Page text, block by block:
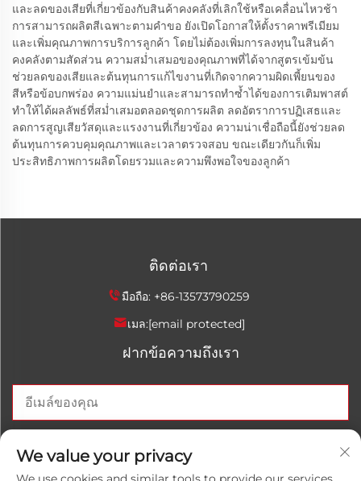
และลดของเสียที่เกี่ยวข้องกับสินค้าคงคลังที่เลิกใช้หรือเคลื่อนไหวช้า
การสามารถผลิตสีเฉพาะตามคำขอ ยังเปิดโอกาสให้ตั้งราคาพรีเมียม
และเพิ่มคุณภาพการบริการลูกค้า โดยไม่ต้องเพิ่มการลงทุนในสินค้า
คงคลังตามสัดส่วน ความสม่ำเสมอของคุณภาพที่ได้จากสูตรเข้มข้น
ช่วยลดของเสียและต้นทุนการแก้ไขงานที่เกิดจากความผิดเพี้ยนของ
สีหรือข้อบกพร่อง ความแม่นยำและสามารถทำซ้ำได้ของการเติมพาสต์
ทำให้ได้ผลลัพธ์ที่สม่ำเสมอตลอดชุดการผลิต ลดอัตราการปฏิเสธและ
ลดการสูญเสียวัสดุและแรงงานที่เกี่ยวข้อง ความน่าเชื่อถือนี้ยังช่วยลด
ต้นทุนการควบคุมคุณภาพและเวลาตรวจสอบ ขณะเดียวกันก็เพิ่ม
ประสิทธิภาพการผลิตโดยรวมและความพึงพอใจของลูกค้า
ติดต่อเรา
มือถือ: +86-13573790259
เมล:[email protected]
ฝากข้อความถึงเรา
ส่งตอนนี้
We value your privacy